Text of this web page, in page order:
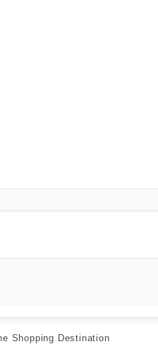
Shopping Destination